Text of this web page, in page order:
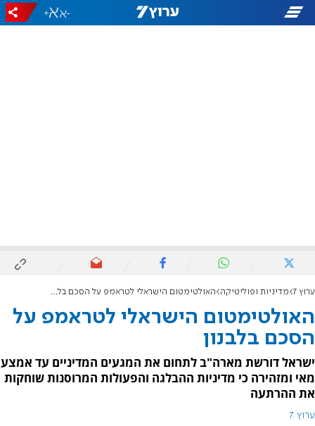
-
+
ערוץ 7 מדיניות ופוליטיקה האולטימטום הישראלי לטראמפ על הסכם בלבנון
האולטימטום הישראלי לטראמפ על
הסכם בלבנון
ישראל דורשת מארה"ב לתחום את המגעים המדיניים עד אמצע
מאי ומזהירה כי מדיניות ההבלגה והפעולות המרוסנות שוחקות
את ההרתעה
ערוץ 7